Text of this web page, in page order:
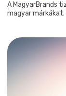
A MagyarBrands
magyar márkákat.